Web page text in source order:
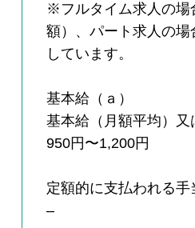
※フルタイム求人の場
額）、パート求人の
しています。
基本給（ａ）
基本給（月額平均）又
950円〜1,200円
定額的に支払われる手
–